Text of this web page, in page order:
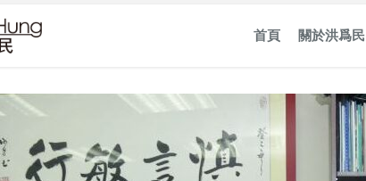
首頁 關於洪爲民